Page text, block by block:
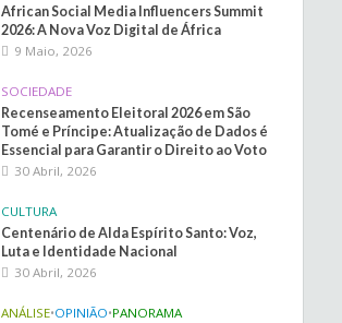
African Social Media Influencers Summit
2026: A Nova Voz Digital de África
9 Maio, 2026
SOCIEDADE
Recenseamento Eleitoral 2026 em São
Tomé e Príncipe: Atualização de Dados é
Essencial para Garantir o Direito ao Voto
30 Abril, 2026
CULTURA
Centenário de Alda Espírito Santo: Voz,
Luta e Identidade Nacional
30 Abril, 2026
ANÁLISE•OPINIÃO•PANORAMA